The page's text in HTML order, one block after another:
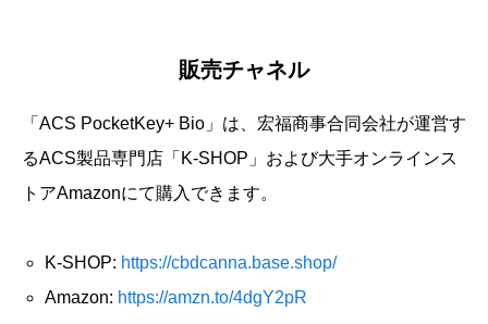
販売チャネル
「ACS PocketKey+ Bio」は、宏福商事合同会社が運営す
るACS製品専門店「K-SHOP」および大手オンラインス
トアAmazonにて購入できます。
K-SHOP: https://cbdcanna.base.shop/
Amazon: https://amzn.to/4dgY2pR